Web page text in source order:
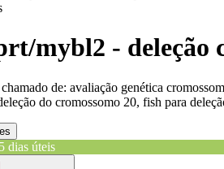
mybl2 - deleção
de: avaliação genética
do cromossomo 20, fish para
5 dias úteis